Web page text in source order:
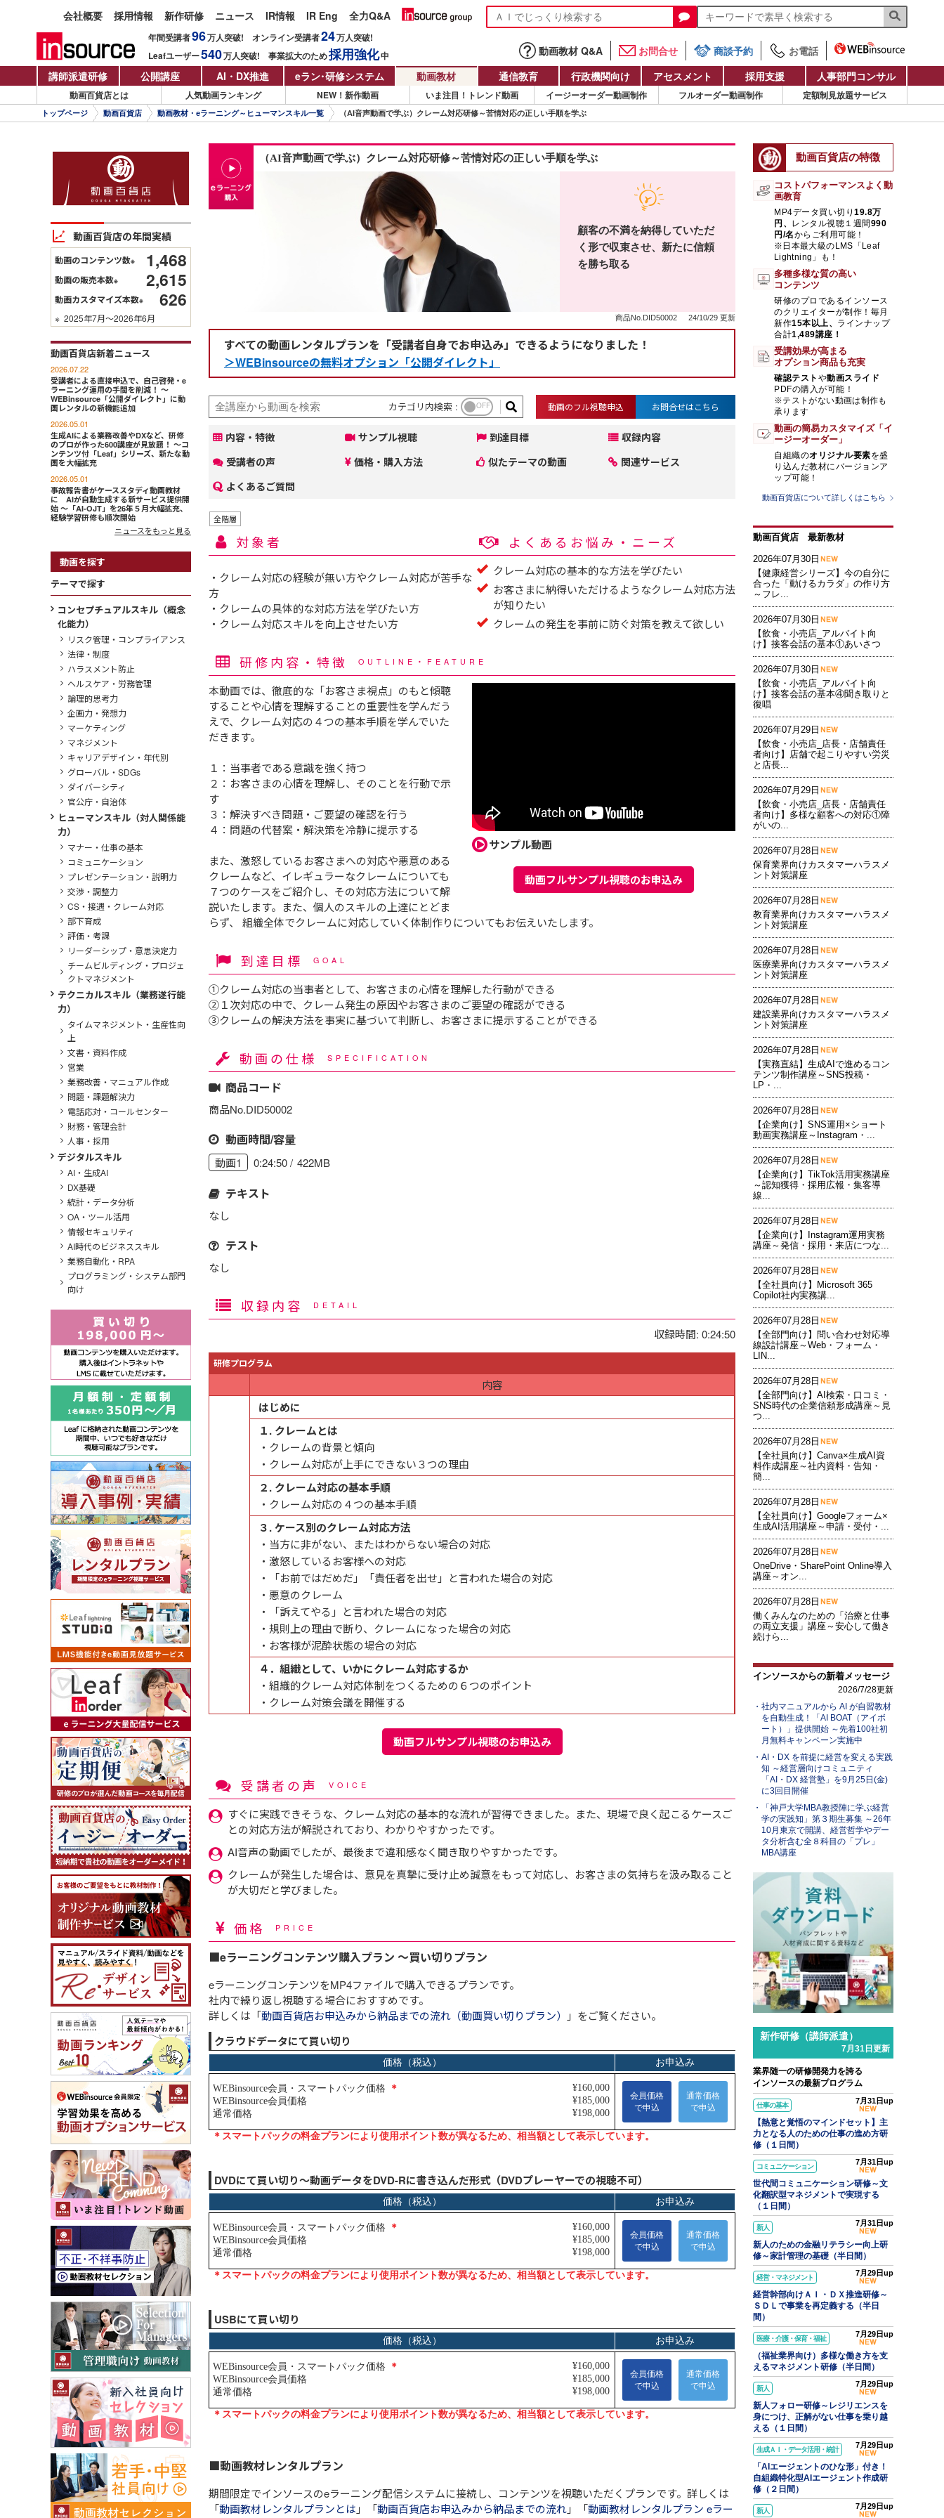
会社概要 採用情報 新作研修 ニュース IR情報 IR Eng 全力Q&A
年間受講者96万人突破! オンライン受講者24万人突破!
Leafユーザー540万人突破! 事業拡大のため採用強化中 動画教材 Q&A お問合せ 商談予約
お電話
講師派遣研修
公開講座 AI・DX推進 eラン・研修システム 動画教材 通信教育 行政機関向け アセスメント 採用支援 人事部門コンサル
動画百貨店とは 人気動画ランキング NEW！新作動画 いま注目！トレンド動画 イージーオーダー動画制作 フルオーダー動画制作 定額制見放題サービス
トップページ 動画百貨店 動画教材・eラーニング～ヒューマンスキル一覧 （AI音声動画で学ぶ）クレーム対応研修～苦情対応の正しい手順を学ぶ
（AI音声動画で学ぶ）クレーム対応研修～苦情対応の正しい手順を学ぶ
顧客の不満を納得していただ
く形で収束させ、新たに信頼
を勝ち取る
商品No.DID50002 24/10/29 更新
すべての動画レンタルプランを「受講者自身でお申込み」できるようになりました！
＞WEBinsourceの無料オプション「公開ダイレクト」
カテゴリ内検索 : OFF 動画のフル視聴申込 お問合せはこちら
内容・特徴 サンプル視聴 到達目標
収録内容
受講者の声
価格・購入方法 似たテーマの動画
関連サービス
よくあるご質問
全階層
対象者
・クレーム対応の経験が無い方やクレーム対応が苦手な
方
・クレームの具体的な対応方法を学びたい方
・クレーム対応スキルを向上させたい方
よくあるお悩み・ニーズ
クレーム対応の基本的な方法を学びたい
お客さまに納得いただけるようなクレーム対応方法
が知りたい
クレームの発生を事前に防ぐ対策を教えて欲しい
研修内容・特徴 OUTLINE・FEATURE
サンプル動画
動画フルサンプル視聴のお申込み
本動画では、徹底的な「お客さま視点」のもと傾聴
することや心情を理解することの重要性を学んだう
えで、クレーム対応の４つの基本手順を学んでいた
だきます。
１：当事者である意識を強く持つ
２：お客さまの心情を理解し、そのことを行動で示
す
３：解決すべき問題・ご要望の確認を行う
４：問題の代替案・解決策を冷静に提示する
また、激怒しているお客さまへの対応や悪意のある
クレームなど、イレギュラーなクレームについても
７つのケースをご紹介し、その対応方法について解
説いたします。また、個人のスキルの上達にとどま
らず、 組織全体でクレームに対応していく体制作りについてもお伝えいたします。
到達目標 GOAL
①クレーム対応の当事者として、お客さまの心情を理解した行動ができる
②１次対応の中で、クレーム発生の原因やお客さまのご要望の確認ができる
③クレームの解決方法を事実に基づいて判断し、お客さまに提示することができる
動画の仕様 SPECIFICATION
商品コード
商品No.DID50002
動画時間/容量
動画1 0:24:50 422MB
テキスト
なし
テスト
なし
収録内容 DETAIL
収録時間: 0:24:50
研修プログラム
内容
はじめに
１. クレームとは
・クレームの背景と傾向
・クレーム対応が上手にできない３つの理由
２. クレーム対応の基本手順
・クレーム対応の４つの基本手順
３. ケース別のクレーム対応方法
・当方に非がない、またはわからない場合の対応
・激怒しているお客様への対応
・「お前ではだめだ」「責任者を出せ」と言われた場合の対応
・悪意のクレーム
・「訴えてやる」と言われた場合の対応
・規則上の理由で断り、クレームになった場合の対応
・お客様が泥酔状態の場合の対応
４．組織として、いかにクレーム対応するか
・組織的クレーム対応体制をつくるための６つのポイント
・クレーム対策会議を開催する
動画フルサンプル視聴のお申込み
受講者の声 VOICE
すぐに実践できそうな、クレーム対応の基本的な流れが習得できました。また、現場で良く起こるケースご
との対応方法が解説されており、わかりやすかったです。
AI音声の動画でしたが、最後まで違和感なく聞き取りやすかったです。
クレームが発生した場合は、意見を真摯に受け止め誠意をもって対応し、お客さまの気持ちを汲み取ること
が大切だと学びました。
価格 PRICE
■eラーニングコンテンツ購入プラン ～買い切りプラン
eラーニングコンテンツをMP4ファイルで購入できるプランです。
社内で繰り返し視聴する場合におすすめです。
詳しくは「動画百貨店お申込みから納品までの流れ（動画買い切りプラン） 」をご覧ください。
クラウドデータにて買い切り
DVDにて買い切り～動画データをDVD-Rに書き込んだ形式（DVDプレーヤーでの視聴不可）
USBにて買い切り
■動画教材レンタルプラン
期間限定でインソースのeラーニング配信システムに接続し、コンテンツを視聴いただくプランです。詳しくは
「動画教材レンタルプランとは 」「動画百貨店お申込みから納品までの流れ」「動画教材レンタルプラン eラー
動画百貨店の年間実績
動画のコンテンツ数※ 1,468
動画の販売本数※ 2,615
動画カスタマイズ本数※ 626
※ 2025年7月～2026年6月
動画百貨店新着ニュース
2026.07.22
受講者による直接申込で、自己啓発・e
ラーニング運用の手間を削減！ ～
WEBinsource「公開ダイレクト」に動
画レンタルの新機能追加
2026.05.01
生成AIによる業務改善やDXなど、研修
のプロが作った600講座が見放題！ ～コ
ンテンツ付「Leaf」シリーズ、新たな動
画を大幅拡充
2026.05.01
事故報告書がケーススタディ動画教材
に AIが自動生成する新サービス提供開
始 ～「AI-OJT」を26年５月大幅拡充、
経験学習研修も順次開始
ニュースをもっと見る
動画を探す
テーマで探す
コンセプチュアルスキル（概念
化能力）
リスク管理・コンプライアンス
法律・制度
ハラスメント防止
ヘルスケア・労務管理
論理的思考力
企画力・発想力
マーケティング
マネジメント
キャリアデザイン・年代別
グローバル・SDGs
ダイバーシティ
官公庁・自治体
ヒューマンスキル（対人関係能
力）
マナー・仕事の基本
コミュニケーション
プレゼンテーション・説明力
交渉・調整力
CS・接遇・クレーム対応
部下育成
評価・考課
リーダーシップ・意思決定力
チームビルディング・プロジェ
クトマネジメント
テクニカルスキル（業務遂行能
力）
タイムマネジメント・生産性向
上
文書・資料作成
営業
業務改善・マニュアル作成
問題・課題解決力
電話応対・コールセンター
財務・管理会計
人事・採用
デジタルスキル
AI・生成AI
DX基礎
統計・データ分析
OA・ツール活用
情報セキュリティ
AI時代のビジネススキル
業務自動化・RPA
プログラミング・システム部門
向け
動画百貨店の特徴
コストパフォーマンスよく動
画教育
MP4データ買い切り 19.8万
円、
レンタル視聴１週間990
円/名からご利用可能！
※日本最大級のLMS「Leaf
Lightning」も！
多種多様な質の高い
コンテンツ
研修のプロであるインソース
のクリエイターが制作！毎月
新作15本以上、 ラインナップ
合計1,489講座！
受講効果が高まる
オプション商品も充実
確認テスト や動画スライド
PDFの購入が可能！
※テストがない動画は制作も
承ります
動画の簡易カスタマイズ「イ
ージーオーダー」
自組織のオリジナル要素を盛
り込んだ教材にバージョンア
ップ可能！
動画百貨店について詳しくはこちら
動画百貨店 最新教材
2026年07月30日
【健康経営シリーズ】今の自分に
合った「動けるカラダ」の作り方
～フレ...
2026年07月30日
【飲食・小売店_アルバイト向
け】接客会話の基本①あいさつ
2026年07月30日
【飲食・小売店_アルバイト向
け】接客会話の基本④聞き取りと
復唱
2026年07月29日
【飲食・小売店_店長・店舗責任
者向け】店舗で起こりやすい労災
と店長...
2026年07月29日
【飲食・小売店_店長・店舗責任
者向け】多様な顧客への対応①障
がいの...
2026年07月28日
保育業界向けカスタマーハラスメ
ント対策講座
2026年07月28日
教育業界向けカスタマーハラスメ
ント対策講座
2026年07月28日
医療業界向けカスタマーハラスメ
ント対策講座
2026年07月28日
建設業界向けカスタマーハラスメ
ント対策講座
2026年07月28日
【実務直結】生成AIで進めるコン
テンツ制作講座～SNS投稿・
LP・...
2026年07月28日
【企業向け】SNS運用×ショート
動画実務講座～Instagram・...
2026年07月28日
【企業向け】TikTok活用実務講座
～認知獲得・採用広報・集客導
線...
2026年07月28日
【企業向け】Instagram運用実務
講座～発信・採用・来店につな...
2026年07月28日
【全社員向け】Microsoft 365
Copilot社内実務講...
2026年07月28日
【全部門向け】問い合わせ対応導
線設計講座～Web・フォーム・
LIN...
2026年07月28日
【全部門向け】AI検索・口コミ・
SNS時代の企業信頼形成講座～見
つ...
2026年07月28日
【全社員向け】Canva×生成AI資
料作成講座～社内資料・告知・
簡...
2026年07月28日
【全社員向け】Googleフォーム×
生成AI活用講座～申請・受付・...
2026年07月28日
OneDrive・SharePoint Online導入
講座～オン...
2026年07月28日
働くみんなのための「治療と仕事
の両立支援」講座～安心して働き
続けら...
インソースからの新着メッセージ
2026/7/28更新
社内マニュアルから AI が自習教材
を自動生成！「AI BOAT（アイボ
ート）」提供開始 ～先着100社初
月無料キャンペーン実施中
AI・DX を前提に経営を変える実践
知 ～経営層向けコミュニティ
「AI・DX 経営塾」を9月25日(金)
に3回目開催
「神戸大学MBA教授陣に学ぶ経営
学の実践知」第３期生募集 ～26年
10月東京で開講、経営哲学やデー
タ分析含む全８科目の「プレ」
MBA講座
新作研修（講師派遣）
7月31日更新
業界随一の研修開発力を誇る
インソースの最新プログラム
仕事の基本 7月31日up
【熱意と覚悟のマインドセット】主
力となる人のための仕事の進め方研
修（１日間）
コミュニケーション 7月31日up
世代間コミュニケーション研修～文
化翻訳型マネジメントで実現する
（１日間）
新人 7月31日up
新人のための金融リテラシー向上研
修～家計管理の基礎（半日間）
経営・マネジメント 7月29日up
経営幹部向けＡＩ・ＤＸ推進研修～
ＳＤＬで事業を再定義する（半日
間）
医療・介護・保育・福祉 7月29日up
（福祉業界向け）多様な働き方を支
えるマネジメント研修（半日間）
新人 7月29日up
新人フォロー研修～レジリエンスを
身につけ、正解がない仕事を乗り越
える（１日間）
生成ＡＩ・データ活用・統計 7月29日up
「AIエージェントのひな形」付き！
自組織特化型AIエージェント作成研
修（２日間）
新人 7月29日up